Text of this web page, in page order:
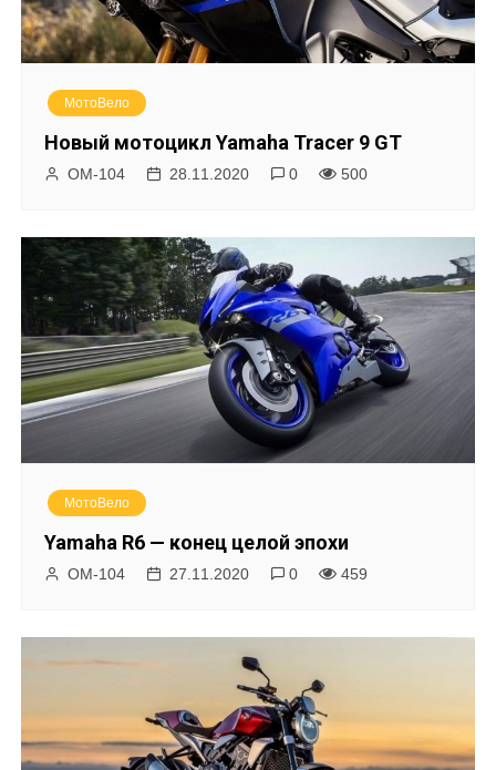
МотоВело
Новый мотоцикл Yamaha Tracer 9 GT
ОМ-104 28.11.2020 0 500
МотоВело
Yamaha R6 — конец целой эпохи
ОМ-104 27.11.2020 0 459